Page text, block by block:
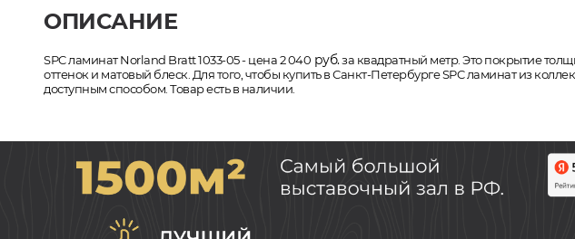
ОПИСАНИЕ
SPC ламинат Norland Bratt 1033-05 - цена 2 040 руб.за квадратный метр. Это покрытие
оттенок и матовый блеск. Для того, чтобы купить в Санкт-Петербурге SPC ламинат из
доступным способом. Товар есть в наличии.